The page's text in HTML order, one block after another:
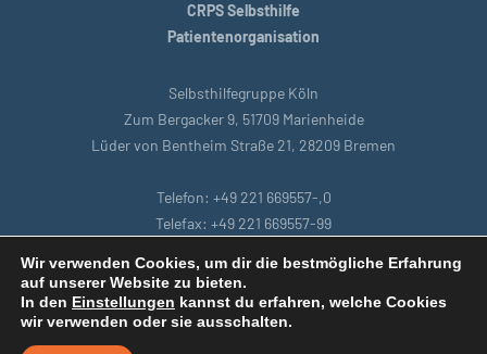
CRPS Selbsthilfe
Patientenorganisation
Selbsthilfegruppe Köln
Zum Bergacker 9, 51709 Marienheide
Lüder von Bentheim Straße 21, 28209 Bremen
Telefon: +49 221 669557-,0
Telefax: +49 221 669557-99
Startseite|Bremen |Datenschutzbestimmungen|Intranet|
Impressum|Remoteunterstützung
Wir verwenden Cookies, um dir die bestmögliche Erfahrung
auf unserer Website zu bieten.
In den Einstellungen kannst du erfahren, welche Cookies
wir verwenden oder sie ausschalten.